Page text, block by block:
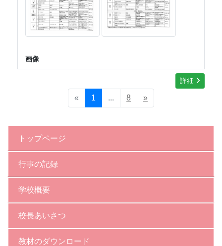
トップページ
行事の記録
学校概要
校長あいさつ
教材のダウンロード
画像
詳細
« 1 ... 8 »